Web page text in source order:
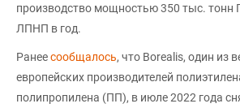
производство мощностью 350 тыс. тонн
ЛПНП в год.
Ранеесообщалось, что Borealis, один из
европейских производителей
полипропилена (ПП), в июле 2022 года